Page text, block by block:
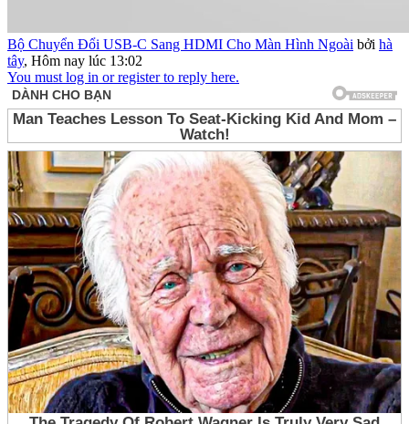
Bộ Chuyển Đổi USB-C Sang HDMI Cho Màn Hình Ngoài bởi hà
tây, Hôm nay lúc 13:02
You must log in or register to reply here.